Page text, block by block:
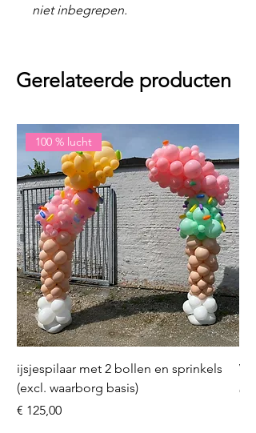
niet inbegrepen.
Gerelateerde producten
100 % lucht
ijsjespilaar met 2 bollen en sprinkels
(excl. waarborg basis)
Prijs
€ 125,00
Prijs
€